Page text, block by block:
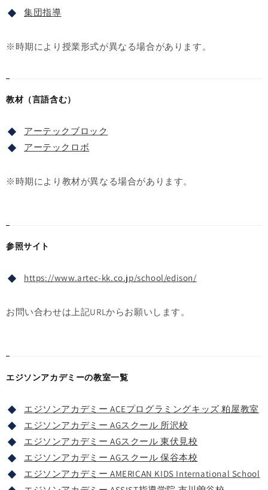
集団指導
※時期により授業形式が異なる場合があります。
教材（言語含む）
アーテックブロック
アーテックロボ
※時期により教材が異なる場合があります。
参照サイト
https://www.artec-kk.co.jp/school/edison/
お問い合わせは上記URLからお願いします。
エジソンアカデミーの教室一覧
エジソンアカデミー ACEプログラミングキッズ 粕屋教室
エジソンアカデミー AGスクール 所沢校
エジソンアカデミー AGスクール 東伏見校
エジソンアカデミー AGスクール 保谷本校
エジソンアカデミー AMERICAN KIDS International School